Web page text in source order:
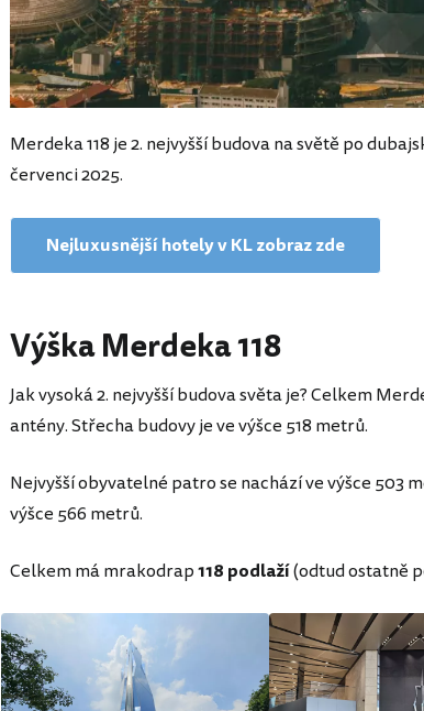
Merdeka 118 je 2. nejvyšší budova na světě po
červenci 2025.
Nejluxusnější hotely v KL zobraz zde
Výška Merdeka 118
Jak vysoká 2. nejvyšší budova světa je? Celkem
antény. Střecha budovy je ve výšce 518 metrů.
Nejvyšší obyvatelné patro se nachází ve výšce 503
výšce 566 metrů.
Celkem má mrakodrap118 podlaží(odtud ostatně